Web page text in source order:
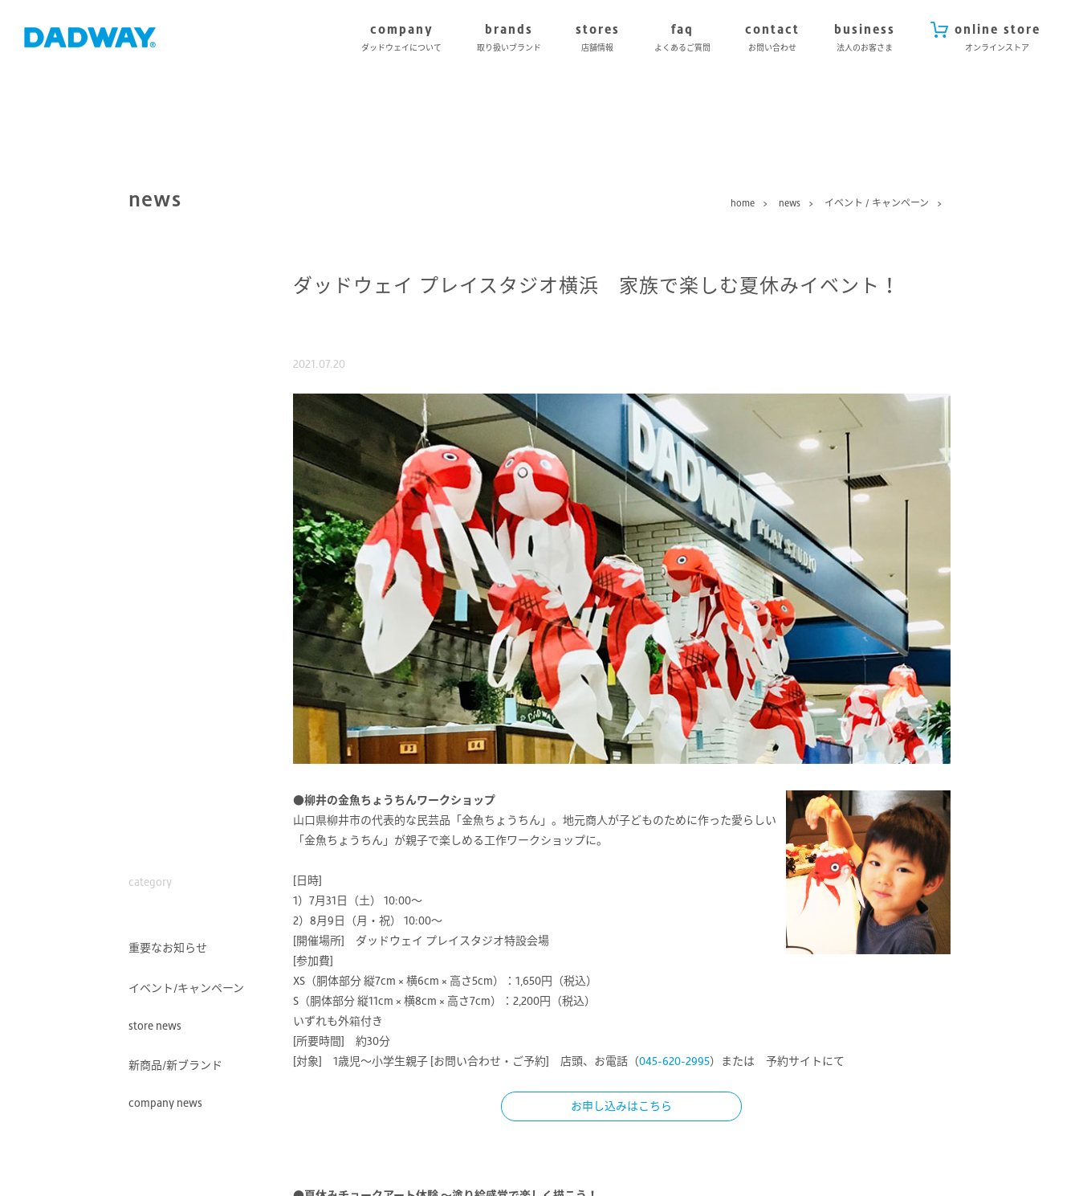
company
ダッドウェイについて
brands
取り扱いブランド
stores
店舗情報
faq
よくあるご質問
contact
お問い合わせ
business
法人のお客さま
online store
オンラインストア
news home news イベント / キャンペーン
category
重要なお知らせ
イベント/キャンペーン
store news
新商品/新ブランド
company news
ダッドウェイ プレイスタジオ横浜 家族で楽しむ夏休みイベント！
2021.07.20
●柳井の金魚ちょうちんワークショップ
山口県柳井市の代表的な民芸品「金魚ちょうちん」。地元商人が子どものために作った愛らしい
「金魚ちょうちん」が親子で楽しめる工作ワークショップに。
[日時]
1）7月31日（土） 10:00～
2）8月9日（月・祝） 10:00〜
[開催場所] ダッドウェイ プレイスタジオ特設会場
[参加費]
XS（胴体部分 縦7cm × 横6cm × 高さ5cm）：1,650円（税込）
S（胴体部分 縦11cm × 横8cm × 高さ7cm）：2,200円（税込）
いずれも外箱付き
[所要時間] 約30分
[対象] 1歳児〜小学生親子 [お問い合わせ・ご予約] 店頭、お電話（045-620-2995）または 予約サイトにて
お申し込みはこちら